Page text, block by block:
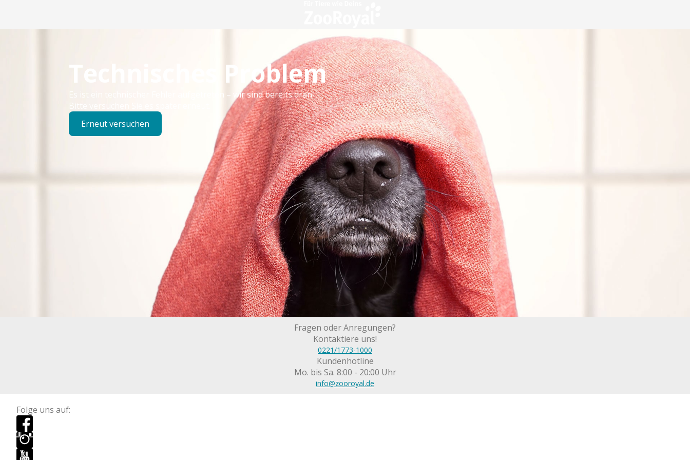
Technisches Problem
Es ist ein technischer Fehler aufgetreten – wir sind bereits dran.
Bitte versuchen Sie es später erneut.
Erneut versuchen
Fragen oder Anregungen?
Kontaktiere uns!
0221/1773-1000
Kundenhotline
Mo. bis Sa. 8:00 - 20:00 Uhr
info@zooroyal.de
Folge uns auf: